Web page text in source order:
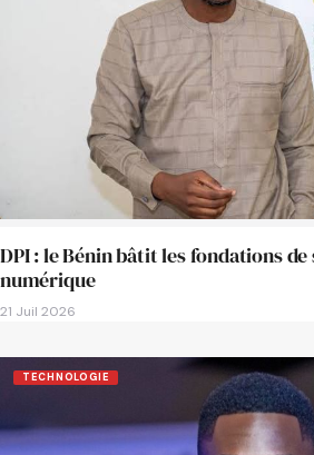
DPI : le Bénin bâtit les fondations
numérique
21 Juil 2026
TECHNOLOGIE